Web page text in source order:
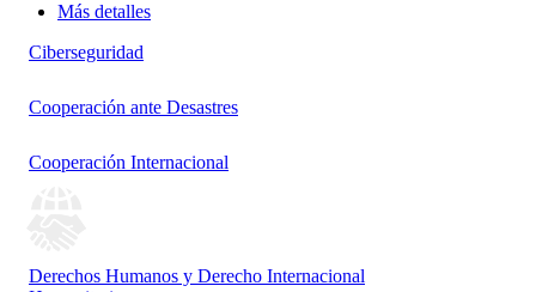
Más detalles
Ciberseguridad
Cooperación ante Desastres
Cooperación Internacional
Derechos Humanos y Derecho Internacional